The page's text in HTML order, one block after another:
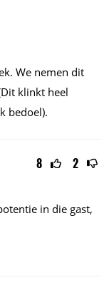
We nemen dit
klinkt heel
bedoel).
8 2
in die gast,